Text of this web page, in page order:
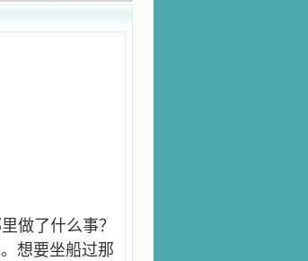
做了什么事？
想要坐船过那